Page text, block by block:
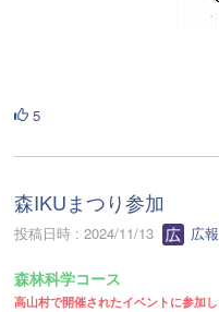
5
森IKUまつり参加
投稿日時 : 2024/11/13 広報
森林科学コース
高山村で開催されたイベントに参加し